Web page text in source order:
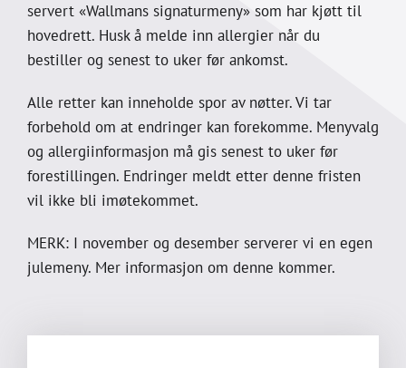
servert «Wallmans signaturmeny» som har kjøtt til
hovedrett. Husk å melde inn allergier når du
bestiller og senest to uker før ankomst.
Alle retter kan inneholde spor av nøtter. Vi tar
forbehold om at endringer kan forekomme. Menyvalg
og allergiinformasjon må gis senest to uker før
forestillingen. Endringer meldt etter denne fristen
vil ikke bli imøtekommet.
MERK: I november og desember serverer vi en egen
julemeny. Mer informasjon om denne kommer.